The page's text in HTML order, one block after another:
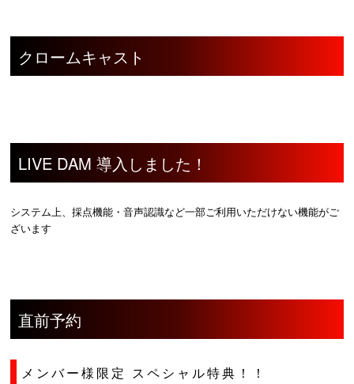
クロームキャスト
LIVE DAM 導入しました！
システム上、採点機能・音声認識など一部ご利用いただけない機能がご
ざいます
直前予約
メンバー様限定 スペシャル特典！！